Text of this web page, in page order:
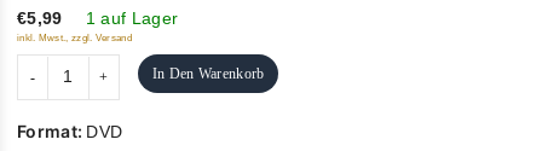
€5,99 1 auf Lager
inkl. Mwst., zzgl. Versand
In Den Warenkorb
Format: DVD